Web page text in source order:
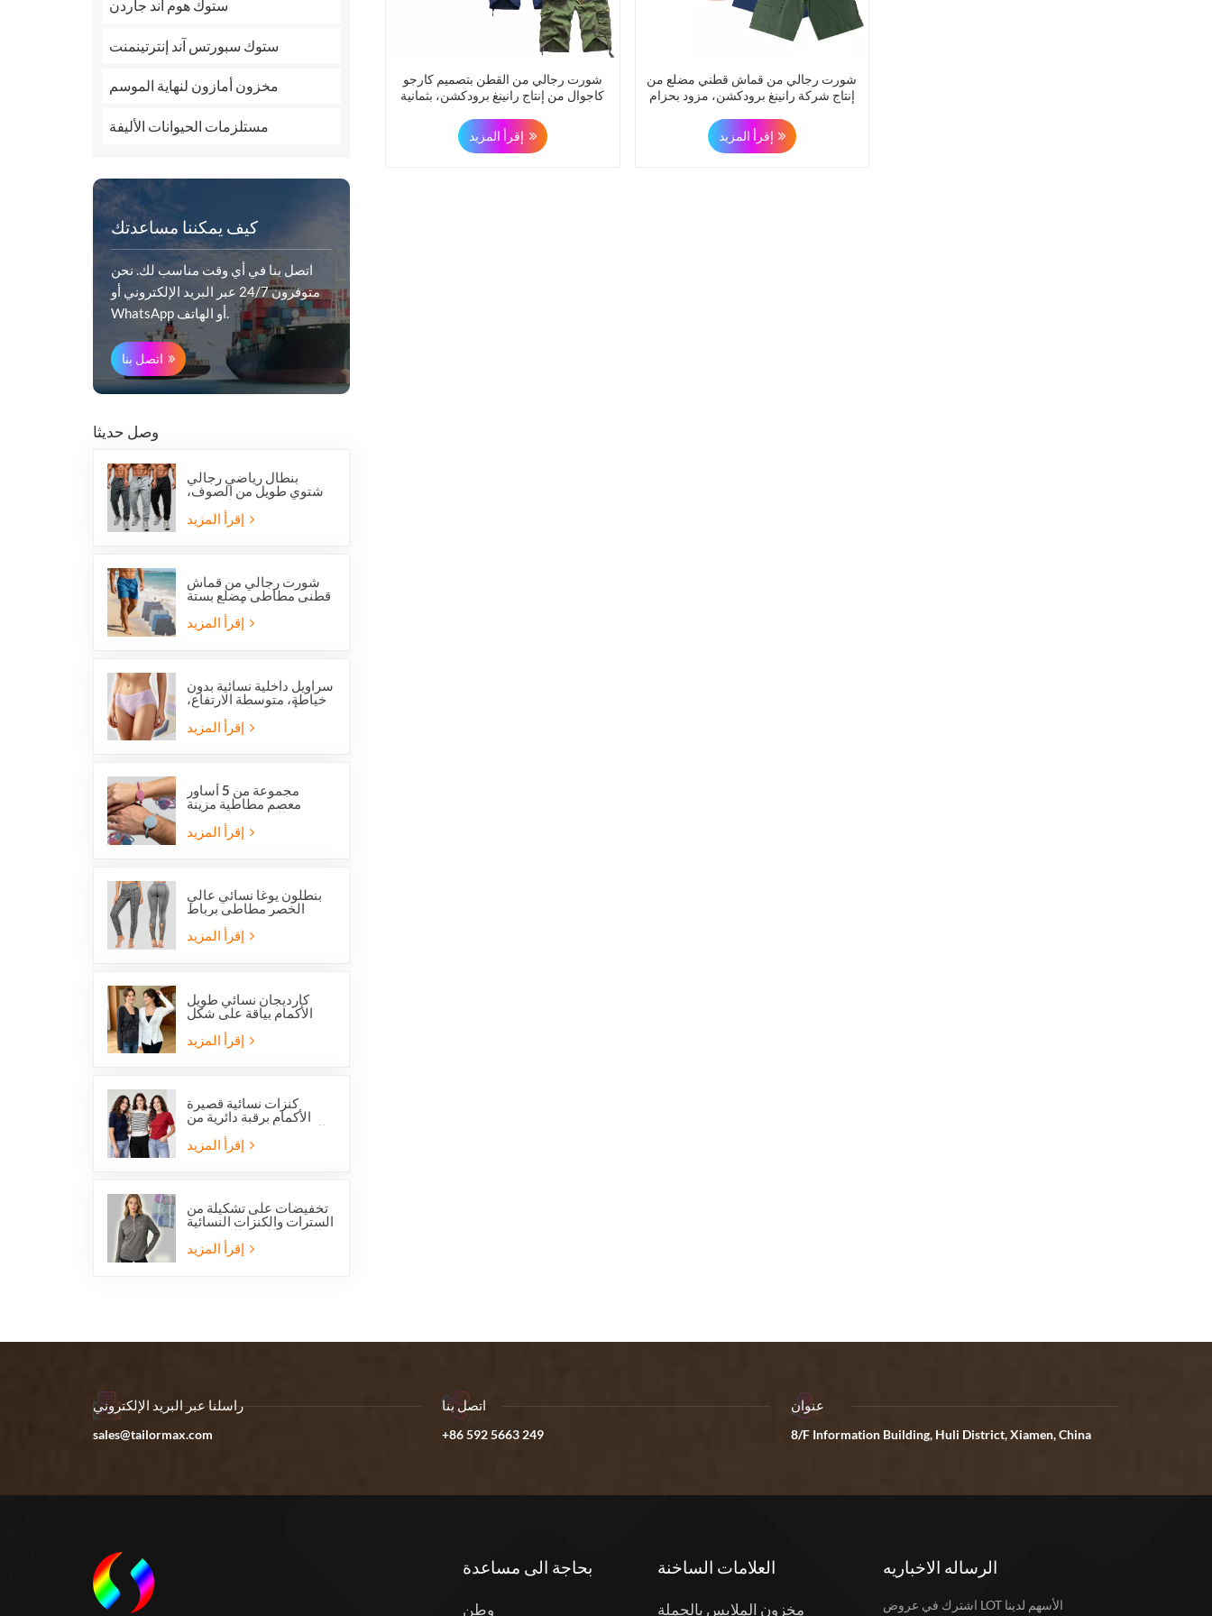
ستوك هوم آند جاردن
ستوك سبورتس آند إنترتينمنت
مخزون أمازون لنهاية الموسم
مستلزمات الحيوانات الأليفة
كيف يمكننا مساعدتك
اتصل بنا في أي وقت مناسب لك. نحن
متوفرون 24/7 عبر البريد الإلكتروني أو
WhatsApp أو الهاتف.
اتصل بنا
وصل حديثا
بنطال رياضي رجالي
شتوي طويل من الصوف،
بقصة عادية، من
أوفرستوك، مناسب للجري
والجري.
شورت رجالي من قماش
قطني مطاطي مضلع بستة
جيوب من أوفرستوك
سراويل داخلية نسائية بدون
خياطة، متوسطة الارتفاع،
من أوفرستوك، مصنوعة
من قماش يسمح بمرور
الهواء، لطيفة على البشرة،
مجموعة من 5 أساور
معصم مطاطية مزينة
بالخرز تحمل صورة
القديس بنديكت الكاثوليكي
وميدالية المعجزة
بنطلون يوغا نسائي عالي
الخصر مطاطي برباط
متقاطع وفتحات شبكية من
ستوكلوت
كارديجان نسائي طويل
الأكمام بياقة على شكل
حرف V مع رباط جانبي
أمامي
كنزات نسائية قصيرة
الأكمام برقبة دائرية من
الصوف المحبوك، متوفرة
تخفيضات على تشكيلة من
السترات والكنزات النسائية
الخفيفة الوزن المصنوعة
من الصوف القطبي بنصف
سحاب، مناسبة للمشي
شورت رجالي من القطن بتصميم كارجو
كاجوال من إنتاج رانينغ برودكشن، بثمانية
إقرأ المزيد
شورت رجالي من قماش قطني مضلع من
إنتاج شركة رانينغ برودكشن، مزود بحزام
إقرأ المزيد
راسلنا عبر البريد الإلكتروني
sales@tailormax.com
اتصل بنا
+86 592 5663 249
عنوان
8/F Information Building, Huli District, Xiamen, China
بحاجة الى مساعدة
وطن
العلامات الساخنة
مخزون الملابس بالجملة
الرساله الاخباريه
اشترك في عروض LOT الأسهم لدينا